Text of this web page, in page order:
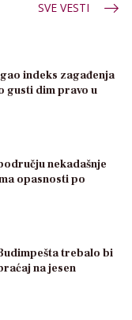
SVE VESTI
indeks zagađenja
gusti dim pravo u
nekadašnje
opasnosti po
trebalo bi
na jesen